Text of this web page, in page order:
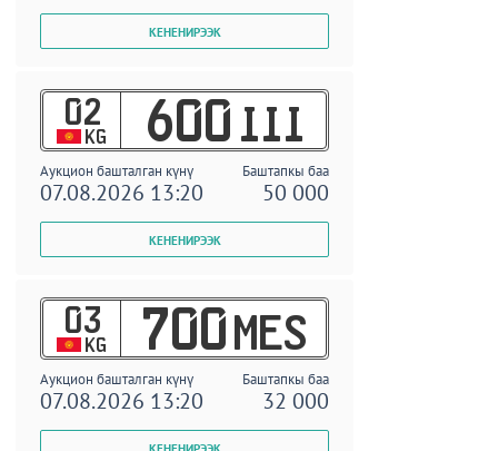
02
KG 600 III
Аукцион башталган күнү Баштапкы баа
07.08.2026 13:20 50 000
03
KG 700 MES
Аукцион башталган күнү Баштапкы баа
07.08.2026 13:20 32 000